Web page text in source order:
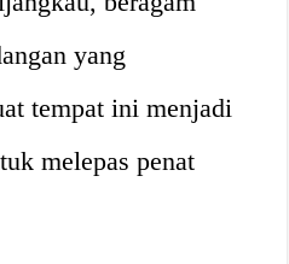
yang
tempat ini menjadi
melepas penat